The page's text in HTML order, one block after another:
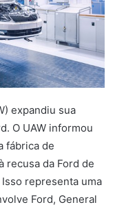
expandiu sua
O UAW informou
fábrica de
recusa da Ford de
representa uma
Ford, General